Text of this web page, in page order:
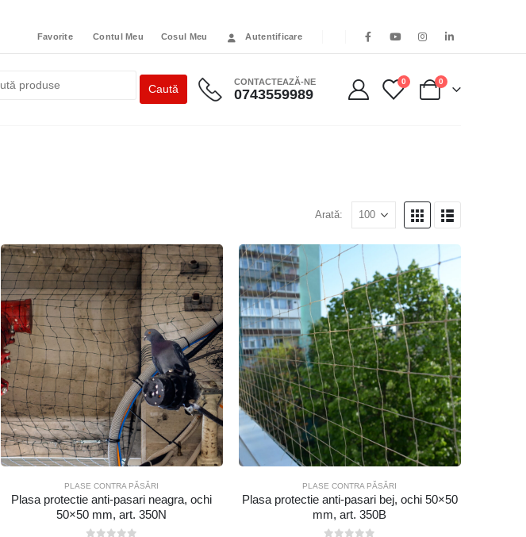
Favorite Contul Meu Cosul Meu Autentificare
CONTACTEAZĂ-NE
0743559989
0 0
Arată:
PLASE CONTRA PĂSĂRI
Plasa protectie anti-pasari neagra, ochi
50×50 mm, art. 350N
PLASE CONTRA PĂSĂRI
Plasa protectie anti-pasari bej, ochi 50×50
mm, art. 350B